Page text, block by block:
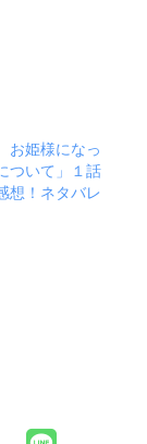
お姫様になっ
ついて」１話
想！ネタバレ